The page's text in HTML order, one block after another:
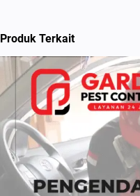
Produk Terkait